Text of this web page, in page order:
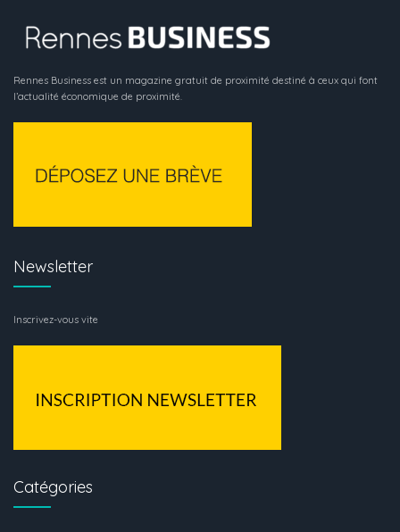
Rennes Business est un magazine gratuit de proximité destiné à ceux qui font
l’actualité économique de proximité.
Newsletter
Inscrivez-vous vite
Catégories